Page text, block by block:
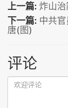
上一篇: 炸山
下一篇: 中共
唐(图)
评论